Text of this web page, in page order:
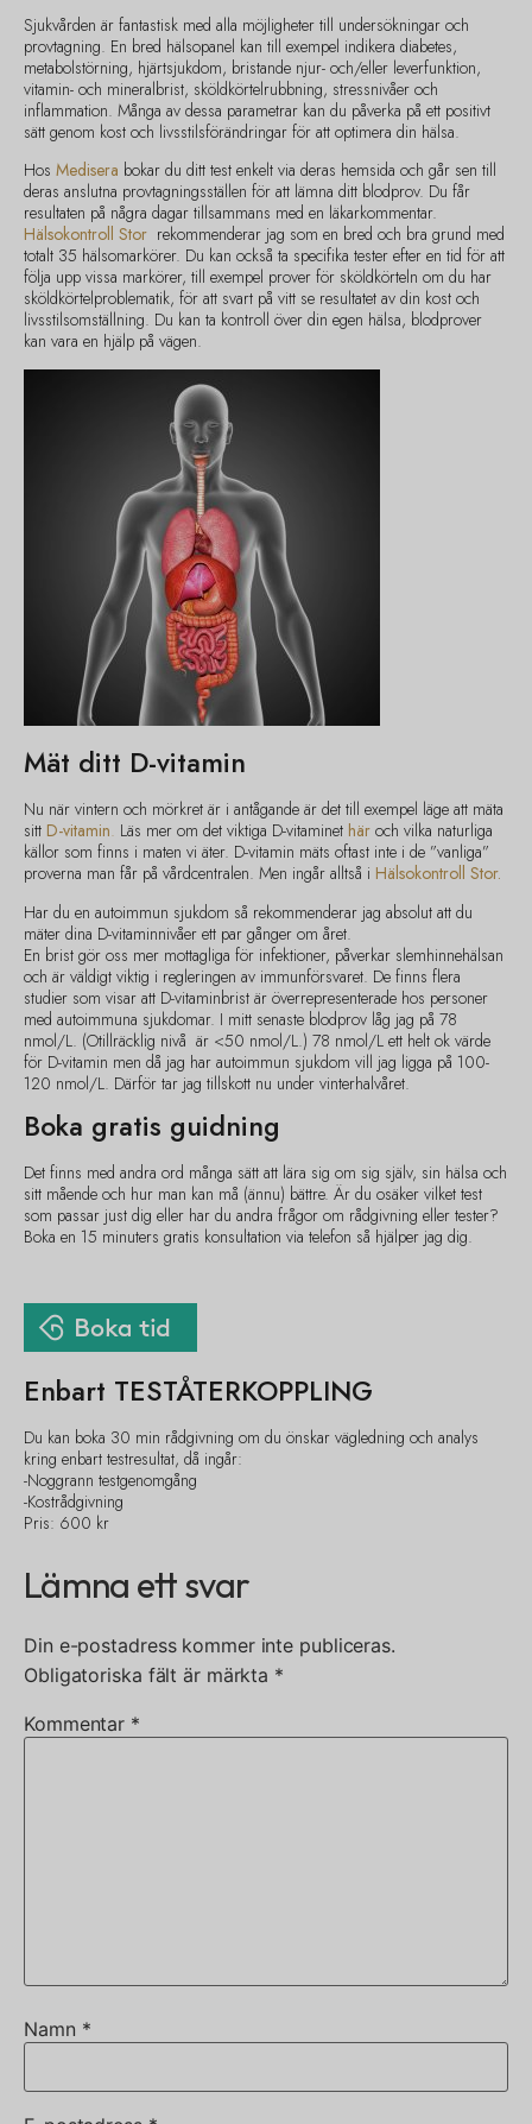
Sjukvården är fantastisk med alla möjligheter till undersökningar och
provtagning. En bred hälsopanel kan till exempel indikera diabetes,
metabolstörning, hjärtsjukdom, bristande njur- och/eller leverfunktion,
vitamin- och mineralbrist, sköldkörtelrubbning, stressnivåer och
inflammation. Många av dessa parametrar kan du påverka på ett positivt
sätt genom kost och livsstilsförändringar för att optimera din hälsa.
Hos Medisera bokar du ditt test enkelt via deras hemsida och går sen till
deras anslutna provtagningsställen för att lämna ditt blodprov. Du får
resultaten på några dagar tillsammans med en läkarkommentar.
Hälsokontroll Stor rekommenderar jag som en bred och bra grund med
totalt 35 hälsomarkörer. Du kan också ta specifika tester efter en tid för att
följa upp vissa markörer, till exempel prover för sköldkörteln om du har
sköldkörtelproblematik, för att svart på vitt se resultatet av din kost och
livsstilsomställning. Du kan ta kontroll över din egen hälsa, blodprover
kan vara en hjälp på vägen.
Mät ditt D-vitamin
Nu när vintern och mörkret är i antågande är det till exempel läge att mäta
sitt D-vitamin. Läs mer om det viktiga D-vitaminet här och vilka naturliga
källor som finns i maten vi äter. D-vitamin mäts oftast inte i de ”vanliga”
proverna man får på vårdcentralen. Men ingår alltså i Hälsokontroll Stor.
Har du en autoimmun sjukdom så rekommenderar jag absolut att du
mäter dina D-vitaminnivåer ett par gånger om året.
En brist gör oss mer mottagliga för infektioner, påverkar slemhinnehälsan
och är väldigt viktig i regleringen av immunförsvaret. De finns flera
studier som visar att D-vitaminbrist är överrepresenterade hos personer
med autoimmuna sjukdomar. I mitt senaste blodprov låg jag på 78
nmol/L. (Otillräcklig nivå är <50 nmol/L.) 78 nmol/L ett helt ok värde
för D-vitamin men då jag har autoimmun sjukdom vill jag ligga på 100-
120 nmol/L. Därför tar jag tillskott nu under vinterhalvåret.
Boka gratis guidning
Det finns med andra ord många sätt att lära sig om sig själv, sin hälsa och
sitt mående och hur man kan må (ännu) bättre. Är du osäker vilket test
som passar just dig eller har du andra frågor om rådgivning eller tester?
Boka en 15 minuters gratis konsultation via telefon så hjälper jag dig.
Enbart TESTÅTERKOPPLING
Du kan boka 30 min rådgivning om du önskar vägledning och analys
kring enbart testresultat, då ingår:
-Noggrann testgenomgång
-Kostrådgivning
Pris: 600 kr
Lämna ett svar
Din e-postadress kommer inte publiceras.
Obligatoriska fält är märkta *
Kommentar *
Namn *